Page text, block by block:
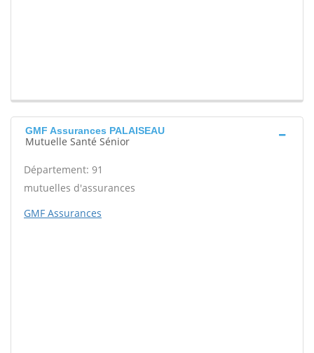
GMF Assurances PALAISEAU
Mutuelle Santé Sénior
Département: 91
mutuelles d'assurances
GMF Assurances